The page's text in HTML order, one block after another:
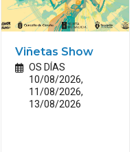
Viñetas Show
OS DÍAS
10/08/2026,
11/08/2026,
13/08/2026